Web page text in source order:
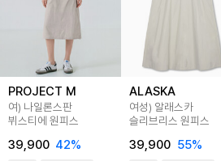
PROJECT M
여) 나일론스판
뷔스티에 원피스
39,900 42%
ALASKA
여성) 알래스카
슬리브리스 원피스
39,900 55%